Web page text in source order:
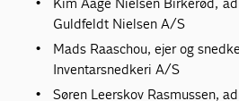
Guldfeldt Nielsen A/S
Mads Raaschou, ejer og
Inventarsnedkeri A/S
Søren Leerskov Rasmussen,